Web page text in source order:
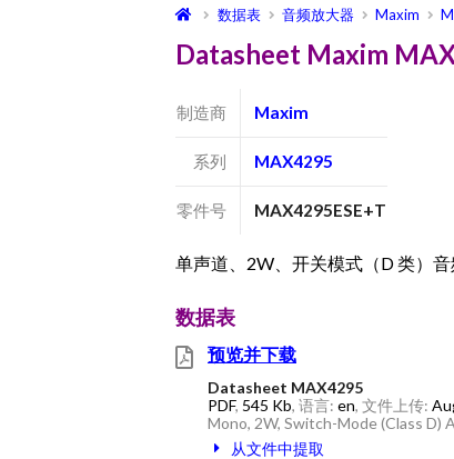
数据表 音频放大器 Maxim
Datasheet Maxim
制造商 Maxim
系列 MAX4295
零件号 MAX4295ESE+T
单声道、2W、开关模式（D 类）
数据表
预览并下载
Datasheet MAX4295
PDF, 545 Kb, 语言: en, 文件上传:
Mono, 2W, Switch-Mode (Class D)
从文件中提取